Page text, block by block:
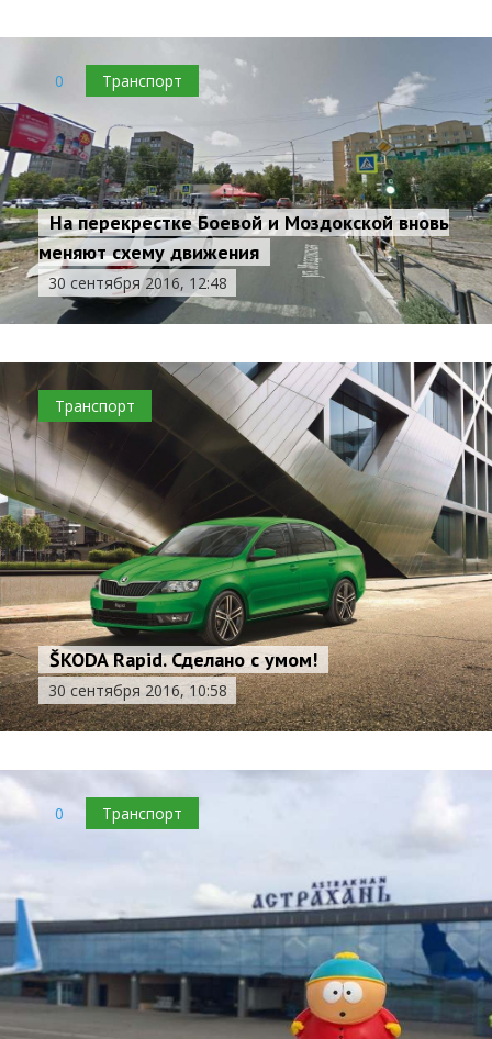
0 Транспорт
На перекрестке Боевой и Моздокской вновь
меняют схему движения
30 сентября 2016, 12:48
Транспорт
ŠKODA Rapid. Сделано с умом!
30 сентября 2016, 10:58
0 Транспорт